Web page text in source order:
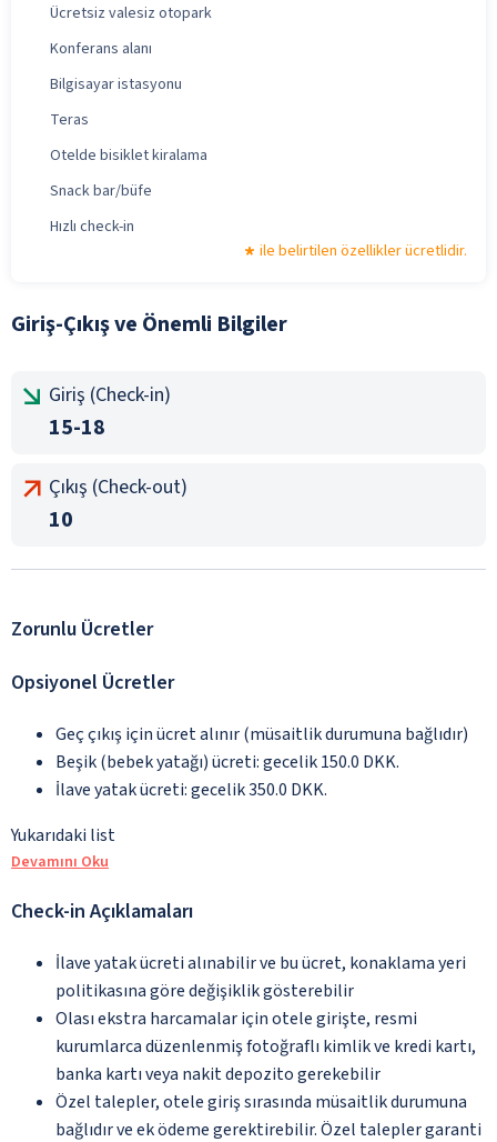
Ücretsiz valesiz otopark
Konferans alanı
Bilgisayar istasyonu
Teras
Otelde bisiklet kiralama
Snack bar/büfe
Hızlı check-in
ile belirtilen özellikler ücretlidir.
Giriş-Çıkış ve Önemli Bilgiler
Giriş (Check-in)
15-18
Çıkış (Check-out)
10
Zorunlu Ücretler
Opsiyonel Ücretler
Geç çıkış için ücret alınır (müsaitlik durumuna bağlıdır)
Beşik (bebek yatağı) ücreti: gecelik 150.0 DKK.
İlave yatak ücreti: gecelik 350.0 DKK.
Yukarıdaki list
Devamını Oku
Check-in Açıklamaları
İlave yatak ücreti alınabilir ve bu ücret, konaklama yeri
politikasına göre değişiklik gösterebilir
Olası ekstra harcamalar için otele girişte, resmi
kurumlarca düzenlenmiş fotoğraflı kimlik ve kredi kartı,
banka kartı veya nakit depozito gerekebilir
Özel talepler, otele giriş sırasında müsaitlik durumuna
bağlıdır ve ek ödeme gerektirebilir. Özel talepler garanti